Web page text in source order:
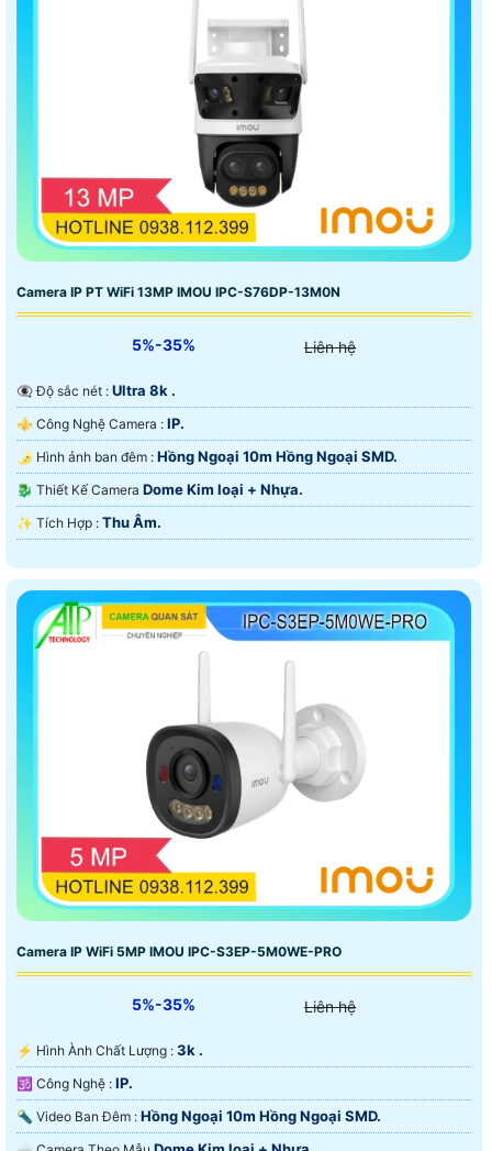
Camera IP PT WiFi 13MP IMOU IPC-S76DP-13M0N
5%-35% Liên hệ
👁️‍🗨 Độ sắc nét : Ultra 8k .
⚜️ Công Nghệ Camera : IP.
🌛 Hình ảnh ban đêm : Hồng Ngoại 10m Hồng Ngoại SMD.
🐉️ Thiết Kế Camera Dome Kim loại + Nhựa.
️✨ Tích Hợp : Thu Âm.
Camera IP WiFi 5MP IMOU IPC-S3EP-5M0WE-PRO
5%-35% Liên hệ
️⚡ Hình Ành Chất Lượng : 3k .
🕉️ Công Nghệ : IP.
🔦 Video Ban Đêm : Hồng Ngoại 10m Hồng Ngoại SMD.